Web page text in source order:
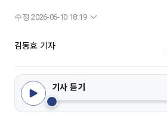
수정 2026-06-10 18:19
김동효 기자
기사 듣기